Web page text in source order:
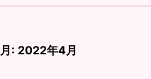
月: 2022年4月